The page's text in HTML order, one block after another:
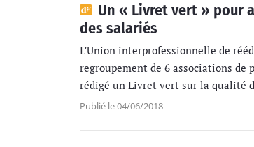
Un « Livret vert » pour
des salariés
L’Union interprofessionnelle de
regroupement de 6 associations de
rédigé un Livret vert sur la qualité
Publié le 04/06/2018